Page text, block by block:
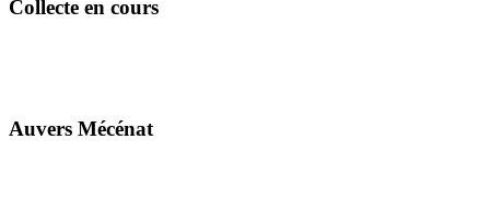
Collecte en cours
Auvers Mécénat